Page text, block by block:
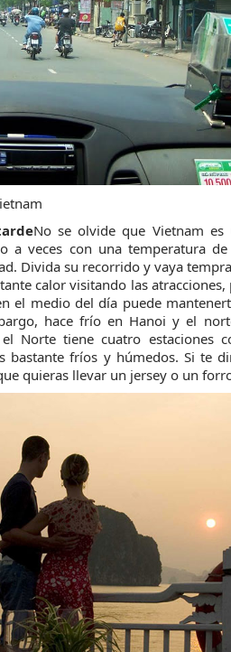
No se olvide que Vietnam es
a veces con una temperatura
Divida su recorrido y vaya
calor visitando las
el medio del día puede
hace frío en Hanoi y el
Norte tiene cuatro estaciones
bastante fríos y húmedos. Si te
quieras llevar un jersey o un